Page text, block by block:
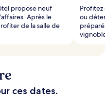
propose neuf
Après le
de la salle de
Profitez
ou
ces dates.